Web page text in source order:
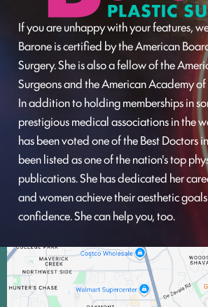
If you are unhappy with your features,
Barone is certified by the American
Surgery. She is also a fellow of the
Surgeons and the American Academy
In addition to holding memberships in
prestigious medical associations in the
has been voted one of the Best Doctors
been listed as one of the nation's top
publications. She has dedicated her
and women achieve their aesthetic
confidence. She can help you, too.